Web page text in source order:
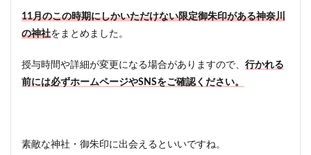
11月のこの時期にしかいただけない限定御朱印がある神奈川
の神社をまとめました。
授与時間や詳細が変更になる場合がありますので、 行かれる
前には必ずホームページやSNSをご確認ください。
素敵な神社・御朱印に出会えるといいですね。